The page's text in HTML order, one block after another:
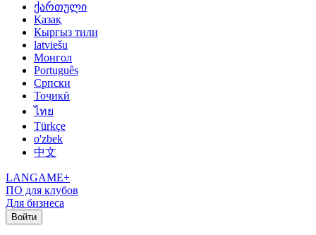
ქართული
Қазақ
Кыргыз тили
latviešu
Монгол
Português
Српски
Тоҷикӣ
ไทย
Türkçe
o'zbek
中文
LANGAME+
ПО для клубов
Для бизнеса
Войти